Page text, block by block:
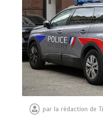
parla rédaction de